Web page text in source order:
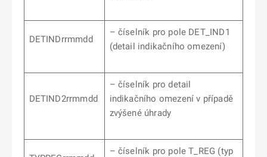
DETINDrrmmdd
– číselník pro pole DET_IND1
(detail indikačního omezení)
DETIND2rrmmdd
– číselník pro detail
indikačního omezení v případě
zvýšené úhrady
– číselník pro pole T_REG (typ